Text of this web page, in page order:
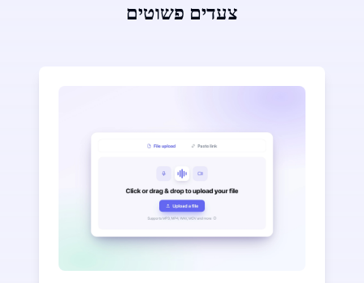
צעדים פשוטים